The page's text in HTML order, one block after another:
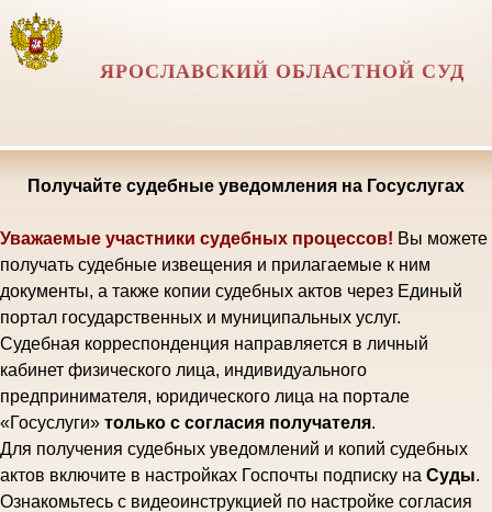
ЯРОСЛАВСКИЙ ОБЛАСТНОЙ СУД
Получайте судебные уведомления на Госуслугах
Уважаемые участники судебных процессов! Вы можете
получать судебные извещения и прилагаемые к ним
документы, а также копии судебных актов через Единый
портал государственных и муниципальных услуг.
Судебная корреспонденция направляется в личный
кабинет физического лица, индивидуального
предпринимателя, юридического лица на портале
«Госуслуги» только с согласия получателя.
Для получения судебных уведомлений и копий судебных
актов включите в настройках Госпочты подписку на Суды.
Ознакомьтесь с видеоинструкцией по настройке согласия